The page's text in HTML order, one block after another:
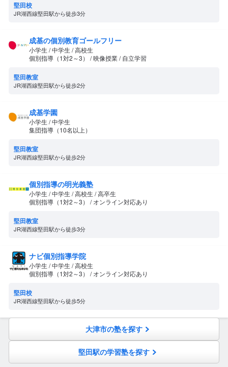
堅田校
JR湖西線堅田駅から徒歩3分
成基の個別教育ゴールフリー
小学生 / 中学生 / 高校生
個別指導（1対2～3） / 映像授業 / 自立学習
堅田教室
JR湖西線堅田駅から徒歩2分
成基学園
小学生 / 中学生
集団指導（10名以上）
堅田教室
JR湖西線堅田駅から徒歩2分
個別指導の明光義塾
小学生 / 中学生 / 高校生 / 高卒生
個別指導（1対2～3） / オンライン対応あり
堅田教室
JR湖西線堅田駅から徒歩3分
ナビ個別指導学院
小学生 / 中学生 / 高校生
個別指導（1対2～3） / オンライン対応あり
堅田校
JR湖西線堅田駅から徒歩5分
大津市の塾を探す
堅田駅の学習塾を探す